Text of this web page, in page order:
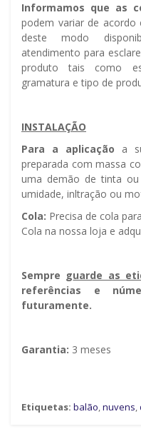
Informamos que as
podem variar de
deste modo
atendimento para
produto tais como
gramatura e tipo de
INSTALAÇÃO
Para a aplicação a
preparada com massa
uma demão de tinta
umidade, infiltração ou
Cola: Precisa de cola
Cola na nossa loja e
Sempre guarde as
referências e
futuramente.
Garantia: 3 meses
Etiquetas: balão,nuvens,